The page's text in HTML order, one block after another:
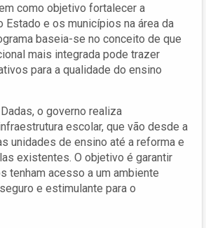
como objetivo fortalecer a
Estado e os municípios na área da
baseia-se no conceito de que
mais integrada pode trazer
para a qualidade do ensino
o governo realiza
escolar, que vão desde a
unidades de ensino até a reforma e
existentes. O objetivo é garantir
tenham acesso a um ambiente
e estimulante para o